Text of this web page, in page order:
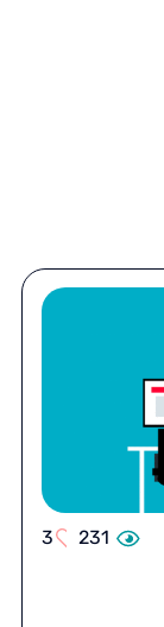
231
3